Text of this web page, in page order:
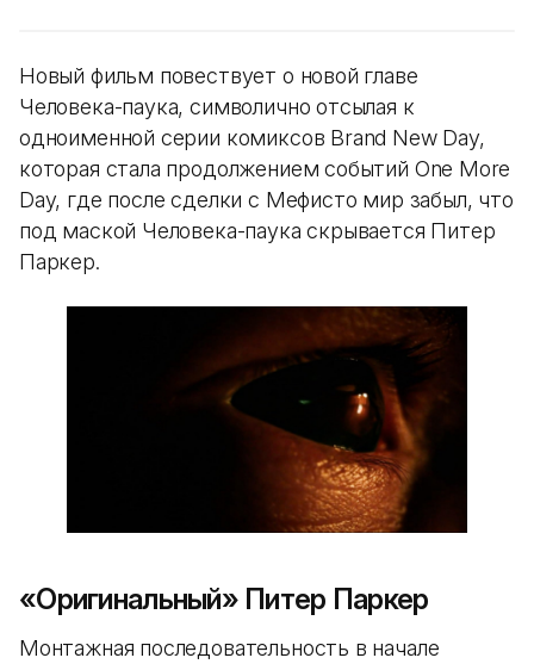
Новый фильм повествует о новой главе
Человека-паука, символично отсылая к
одноименной серии комиксов Brand New Day,
которая стала продолжением событий One More
Day, где после сделки с Мефисто мир забыл, что
под маской Человека-паука скрывается Питер
Паркер.
«Оригинальный» Питер Паркер
Монтажная последовательность в начале